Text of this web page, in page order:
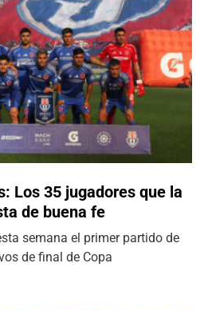
Los 35 jugadores que la
de buena fe
semana el primer partido de
de final de Copa